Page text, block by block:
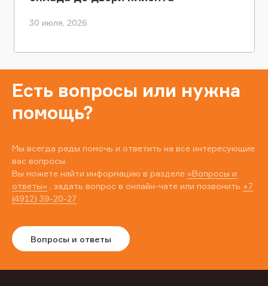
30 июля, 2026
Есть вопросы или нужна
помощь?
Мы всегда рады помочь и ответить на все интересующие
вас вопросы.
Вы можете найти информацию в разделе «Вопросы и
ответы» , задать вопрос в онлайн-чате или позвонить +7
(4912) 39-20-27
Вопросы и ответы